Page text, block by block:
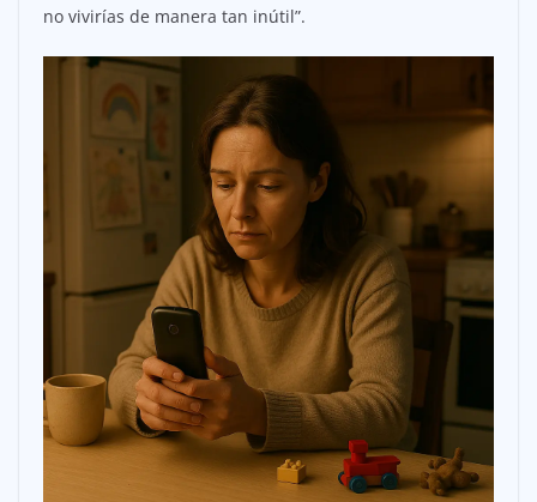
no vivirías de manera tan inútil”.